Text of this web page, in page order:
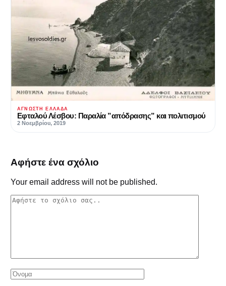
ΆΓΝΩΣΤΗ ΕΛΛΆΔΑ
Εφταλού Λέσβου: Παραλία ”απόδρασης” και πολιτισμού
2 Νοεμβρίου, 2019
Αφήστε ένα σχόλιο
Your email address will not be published.